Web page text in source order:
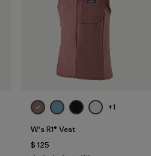
+1
W's R1® Vest
$ 125